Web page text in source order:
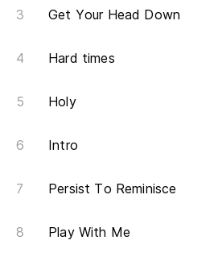
Get Your Head Down
Hard times
Holy
Intro
Persist To Reminisce
Play With Me